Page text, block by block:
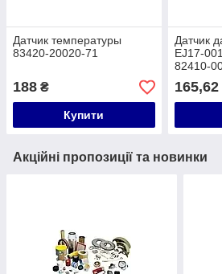
Датчик температуры
83420-20020-71
188 ₴
Купити
Датчик
EJ17-
82410-
165,62
Акційні пропозиції та новинки